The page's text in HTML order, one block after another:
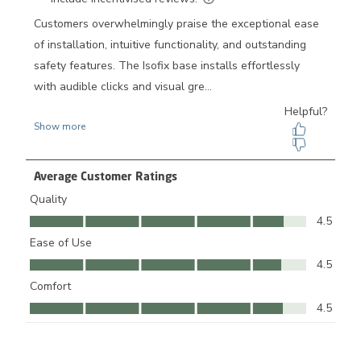
Average Customer Ratings
Quality
Quality, 4.5 out of 5
4.5
Ease of Use
Ease of Use, 4.5 out of 5
4.5
Comfort
Comfort, 4.5 out of 5
4.5